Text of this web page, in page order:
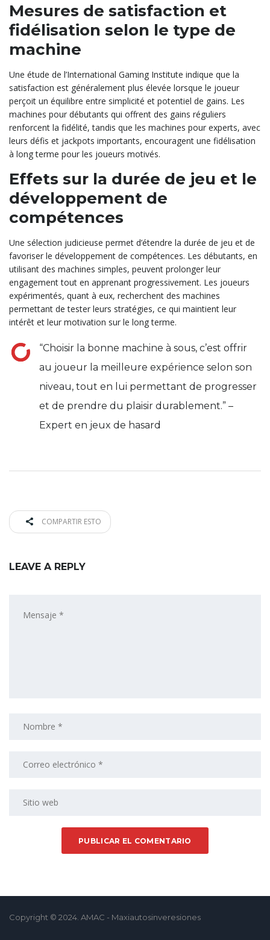
Mesures de satisfaction et
fidélisation selon le type de
machine
Une étude de l’International Gaming Institute indique que la
satisfaction est généralement plus élevée lorsque le joueur
perçoit un équilibre entre simplicité et potentiel de gains. Les
machines pour débutants qui offrent des gains réguliers
renforcent la fidélité, tandis que les machines pour experts, avec
leurs défis et jackpots importants, encouragent une fidélisation
à long terme pour les joueurs motivés.
Effets sur la durée de jeu et le
développement de
compétences
Une sélection judicieuse permet d’étendre la durée de jeu et de
favoriser le développement de compétences. Les débutants, en
utilisant des machines simples, peuvent prolonger leur
engagement tout en apprenant progressivement. Les joueurs
expérimentés, quant à eux, recherchent des machines
permettant de tester leurs stratégies, ce qui maintient leur
intérêt et leur motivation sur le long terme.
“Choisir la bonne machine à sous, c’est offrir
au joueur la meilleure expérience selon son
niveau, tout en lui permettant de progresser
et de prendre du plaisir durablement.” –
Expert en jeux de hasard
COMPARTIR ESTO
LEAVE A REPLY
Copyright © 2024. AMAC - Maxiautosinveresiones